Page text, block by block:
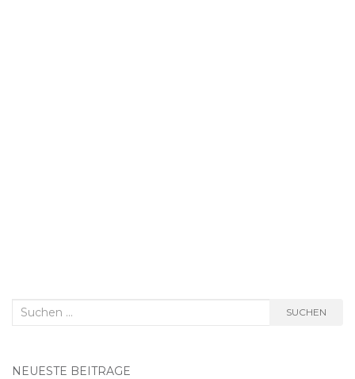
Suchen
SUCHEN
NEUESTE BEITRÄGE